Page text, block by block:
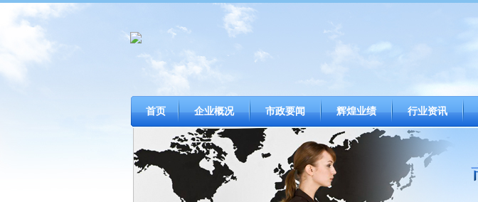
首页 企业概况 市政要闻 辉煌业绩 行业资讯